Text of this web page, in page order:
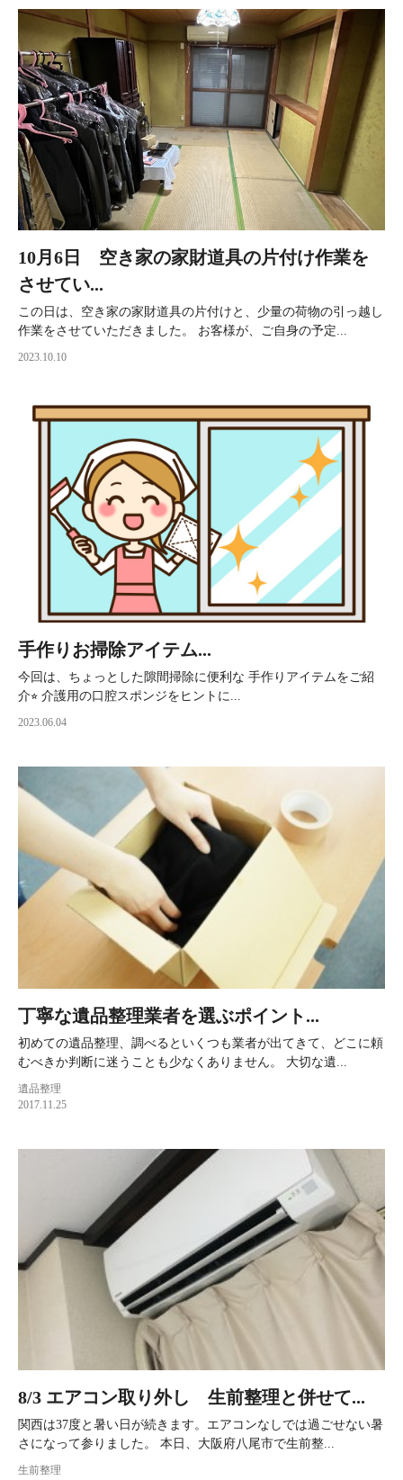
10月6日 空き家の家財道具の片付け作業を
させてい...
この日は、空き家の家財道具の片付けと、少量の荷物の引っ越し
作業をさせていただきました。 お客様が、ご自身の予定...
2023.10.10
手作りお掃除アイテム...
今回は、ちょっとした隙間掃除に便利な 手作りアイテムをご紹
介⭐︎ 介護用の口腔スポンジをヒントに...
2023.06.04
丁寧な遺品整理業者を選ぶポイント...
初めての遺品整理、調べるといくつも業者が出てきて、どこに頼
むべきか判断に迷うことも少なくありません。 大切な遺...
遺品整理
2017.11.25
8/3 エアコン取り外し 生前整理と併せて...
関西は37度と暑い日が続きます。エアコンなしでは過ごせない暑
さになって参りました。 本日、大阪府八尾市で生前整...
生前整理